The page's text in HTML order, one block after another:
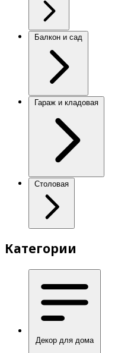
Балкон и сад
Гараж и кладовая
Столовая
Категории
Декор для дома